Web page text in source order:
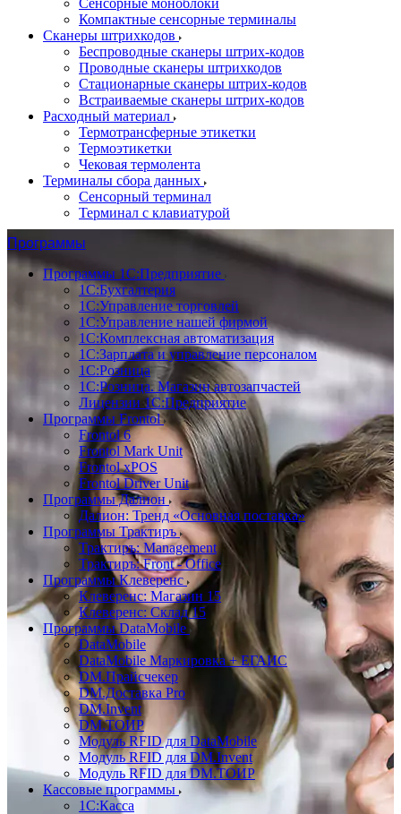
Сенсорные моноблоки
Компактные сенсорные терминалы
Сканеры штрихкодов
Беспроводные сканеры штрих-кодов
Проводные сканеры штрихкодов
Стационарные сканеры штрих-кодов
Встраиваемые сканеры штрих-кодов
Расходный материал
Термотрансферные этикетки
Термоэтикетки
Чековая термолента
Терминалы сбора данных
Сенсорный терминал
Терминал с клавиатурой
Программы
Программы 1С:Предприятие
1С:Бухгалтерия
1С:Управление торговлей
1С:Управление нашей фирмой
1С:Комплексная автоматизация
1С:Зарплата и управление персоналом
1С:Розница
1С:Розница. Магазин автозапчастей
Лицензии 1С:Предприятие
Программы Frontol
Frontol 6
Frontol Mark Unit
Frontol xPOS
Frontol Driver Unit
Программы Далион
Далион: Тренд «Основная поставка»
Программы Трактиръ
Трактиръ: Management
Трактиръ: Front - Office
Программы Клеверенс
Клеверенс: Магазин 15
Клеверенс: Склад 15
Программы DataMobile
DataMobile
DataMobile Маркировка + ЕГАИС
DM.Прайсчекер
DM.Доставка Pro
DM.Invent
DM.ТОИР
Модуль RFID для DataMobile
Модуль RFID для DM.Invent
Модуль RFID для DM.ТОИР
Кассовые программы
1С:Касса